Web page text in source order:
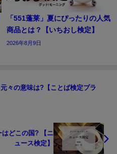
「551蓬莱」夏にぴったりの人気
商品とは？【いちおし検定】
2026年8月9日
元々の意味は?【ことば検定プラ
はどこの国? 【ニ
ュース検定】